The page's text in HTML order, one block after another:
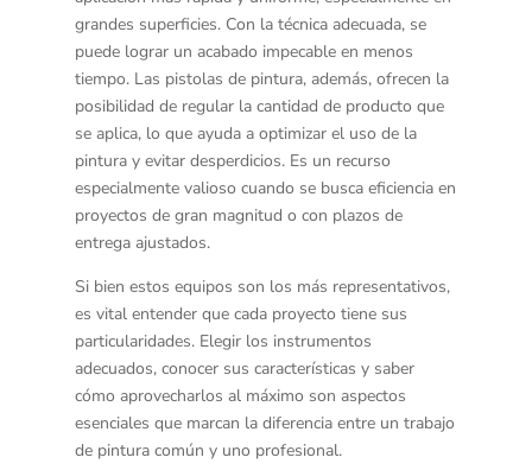
grandes superficies. Con la técnica adecuada, se
puede lograr un acabado impecable en menos
tiempo. Las pistolas de pintura, además, ofrecen la
posibilidad de regular la cantidad de producto que
se aplica, lo que ayuda a optimizar el uso de la
pintura y evitar desperdicios. Es un recurso
especialmente valioso cuando se busca eficiencia en
proyectos de gran magnitud o con plazos de
entrega ajustados.
Si bien estos equipos son los más representativos,
es vital entender que cada proyecto tiene sus
particularidades. Elegir los instrumentos
adecuados, conocer sus características y saber
cómo aprovecharlos al máximo son aspectos
esenciales que marcan la diferencia entre un trabajo
de pintura común y uno profesional.